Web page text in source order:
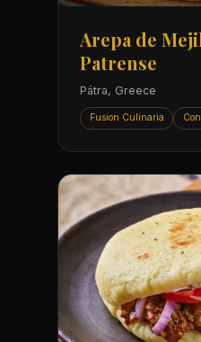
Arepa de
Patrense
Pátra, Greece
Fusion Culinaria